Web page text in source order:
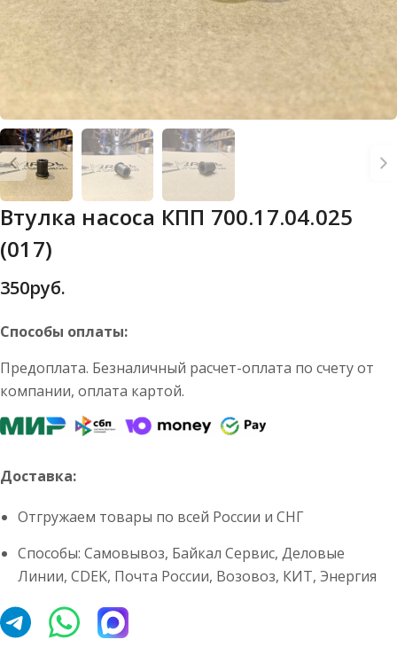
Втулка насоса КПП 700.17.04.025
(017)
350руб.
Способы оплаты:
Предоплата. Безналичный расчет-оплата по счету от
компании, оплата картой.
Доставка:
Отгружаем товары по всей России и СНГ
Способы: Самовывоз, Байкал Сервис, Деловые
Линии, CDEK, Почта России, Возовоз, КИТ, Энергия